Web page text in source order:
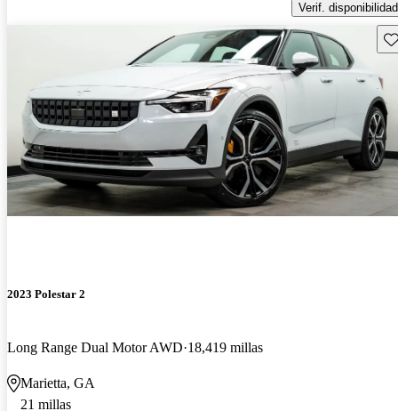
Verif. disponibilidad
2023 Polestar 2
Long Range Dual Motor AWD 18,419 millas
Marietta, GA
21 millas